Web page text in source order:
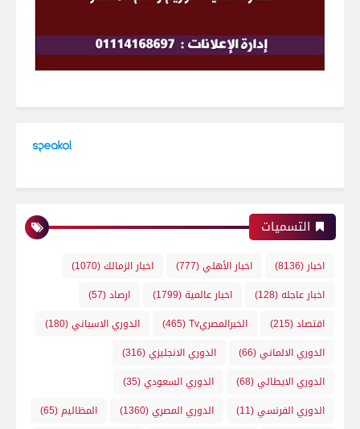
التسميات
اخبار (8136) اخبار الأهلي(777) اخبار الزمالك(1070)
اخبار عاجله(128) اخبار عالمية(1799) ارصاد(57)
اقتصاد(215) الخبرالمصريTv (465) الدوري الاسباني(180)
الدوري الالماني(66) الدوري الانجليزي(316)
الدوري الايطالي(68) الدوري السعودي(35)
الدوري الفرنسي(11) الدوري المصري(1360) المظاليم(65)